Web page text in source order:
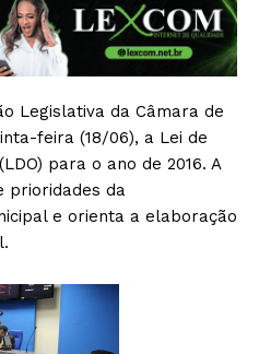
Legislativa da Câmara de
feira (18/06), a Lei de
para o ano de 2016. A
prioridades da
e orienta a elaboração